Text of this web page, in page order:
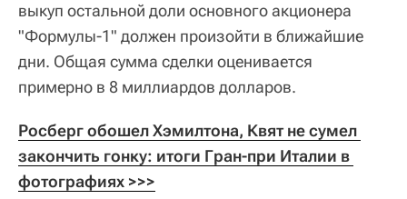
выкуп остальной доли основного акционера
"Формулы-1" должен произойти в ближайшие
дни. Общая сумма сделки оценивается
примерно в 8 миллиардов долларов.
Росберг обошел Хэмилтона, Квят не сумел
закончить гонку: итоги Гран-при Италии в
фотографиях >>>